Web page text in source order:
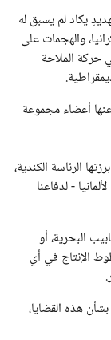
يكاد لم يسبق له
والهجمات على
حركة الملاحة
أعضاء مجموعة
الرئاسة الكندية،
- لدفاعنا
البحرية، أو
الإنتاج في أي
هذه القضايا،